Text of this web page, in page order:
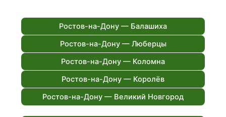
Ростов-на-Дону — Балашиха
Ростов-на-Дону — Люберцы
Ростов-на-Дону — Коломна
Ростов-на-Дону — Королёв
Ростов-на-Дону — Великий Новгород